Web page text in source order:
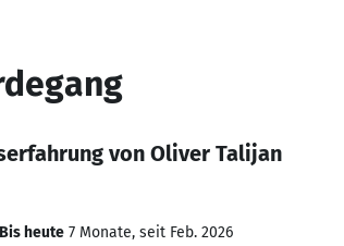
von Oliver Talijan
Bis heute 7 Monate, seit Feb. 2026